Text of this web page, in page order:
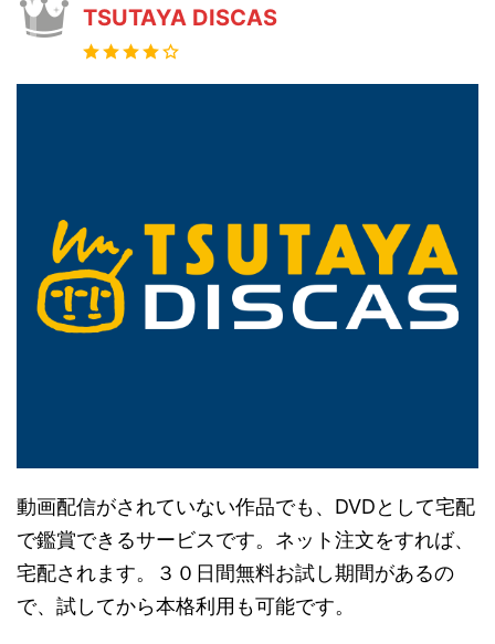
TSUTAYA DISCAS
動画配信がされていない作品でも、DVDとして宅配
で鑑賞できるサービスです。ネット注文をすれば、
宅配されます。３０日間無料お試し期間があるの
で、試してから本格利用も可能です。